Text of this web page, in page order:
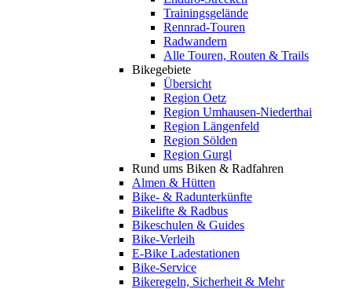
Trainingsgelände
Rennrad-Touren
Radwandern
Alle Touren, Routen & Trails
Bikegebiete
Übersicht
Region Oetz
Region Umhausen-Niederthai
Region Längenfeld
Region Sölden
Region Gurgl
Rund ums Biken & Radfahren
Almen & Hütten
Bike- & Radunterkünfte
Bikelifte & Radbus
Bikeschulen & Guides
Bike-Verleih
E-Bike Ladestationen
Bike-Service
Bikeregeln, Sicherheit & Mehr